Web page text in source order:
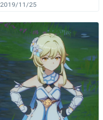
2019/11/25